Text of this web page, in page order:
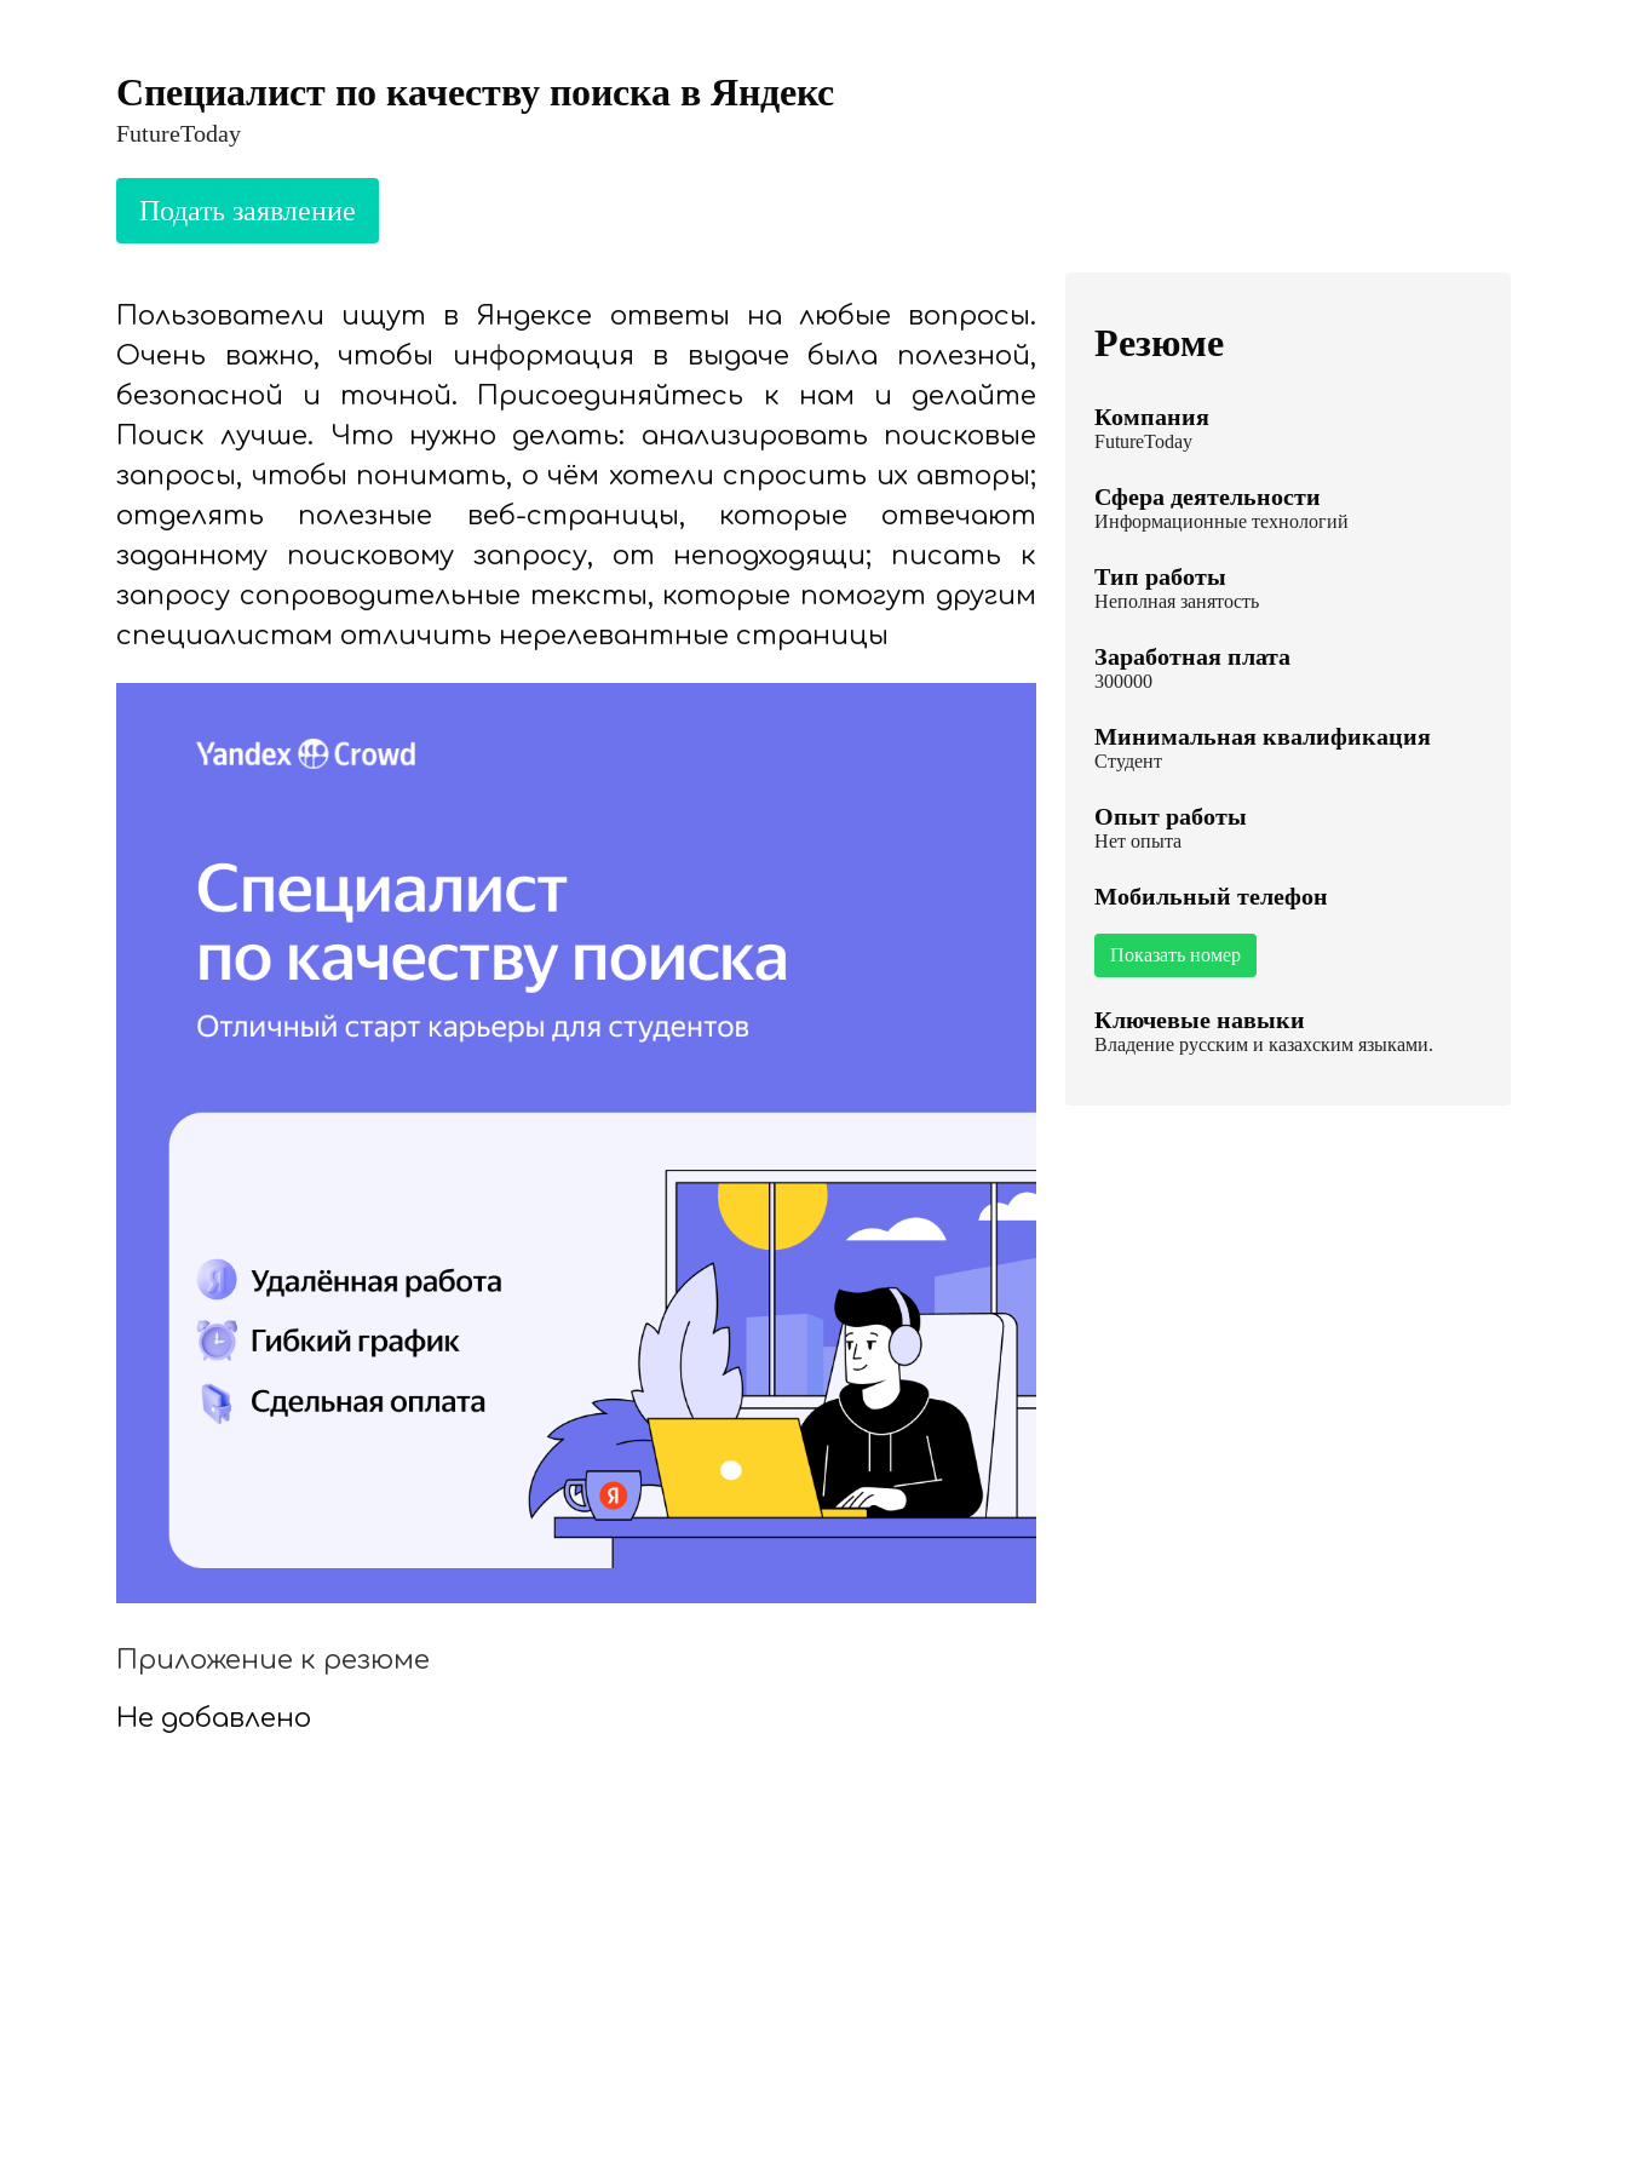
Специалист по качеству поиска в Яндекс
FutureToday
Пользователи ищут в Яндексе ответы на любые вопросы.
Очень важно, чтобы информация в выдаче была полезной,
безопасной и точной. Присоединяйтесь к нам и делайте
Поиск лучше. Что нужно делать: анализировать поисковые
запросы, чтобы понимать, о чём хотели спросить их авторы;
отделять полезные веб-страницы, которые отвечают
заданному поисковому запросу, от неподходящи; писать к
запросу сопроводительные тексты, которые помогут другим
специалистам отличить нерелевантные страницы
Приложение к резюме
Не добавлено
Резюме
Компания
FutureToday
Сфера деятельности
Информационные технологий
Тип работы
Неполная занятость
Заработная плата
300000
Минимальная квалификация
Студент
Опыт работы
Нет опыта
Мобильный телефон
Показать номер
Ключевые навыки
Владение русским и казахским языками.